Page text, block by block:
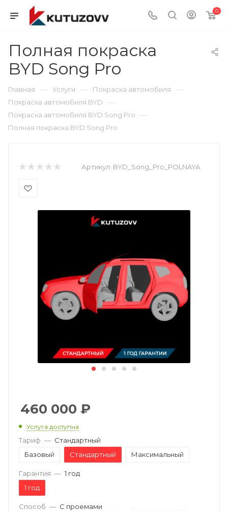
0
Полная покраска
BYD Song Pro
Главная — Услуги — Покраска автомобиля —
Покраска автомобиля BYD —
Покраска автомобиля BYD Song Pro —
Полная покраска BYD Song Pro
Артикул: BYD_Song_Pro_POLNAYA
460 000 ₽
Услуга доступна
Тариф — Стандартный
Базовый
Стандартный Максимальный
Гарантия — 1 год
1 год
Способ — С проемами